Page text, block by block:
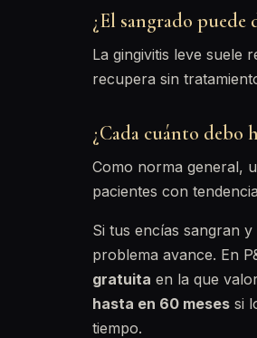
¿El sangrado puede
La gingivitis leve suele
recupera sin
¿Cada cuánto debo
Como norma general,
pacientes con
Si tus encías sangran
problema avance. En
gratuita en la que
hasta en 60 meses si
tiempo.